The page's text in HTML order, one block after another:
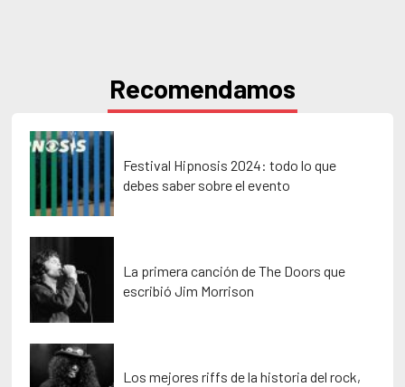
Recomendamos
Festival Hipnosis 2024: todo lo que
debes saber sobre el evento
La primera canción de The Doors que
escribió Jim Morrison
Los mejores riffs de la historia del rock,